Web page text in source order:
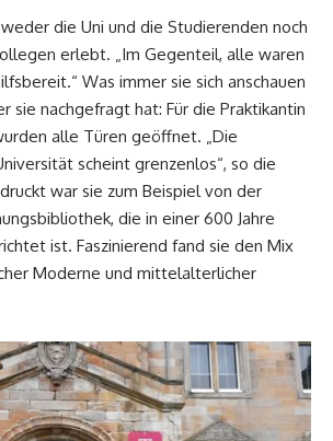
die Uni und die Studierenden noch
erlebt. „Im Gegenteil, alle waren
Was immer sie sich anschauen
sie nachgefragt hat: Für die Praktikantin
alle Türen geöffnet. „Die
scheint grenzenlos“, so die
war sie zum Beispiel von der
die in einer 600 Jahre
ist. Faszinierend fand sie den Mix
Moderne und mittelalterlicher